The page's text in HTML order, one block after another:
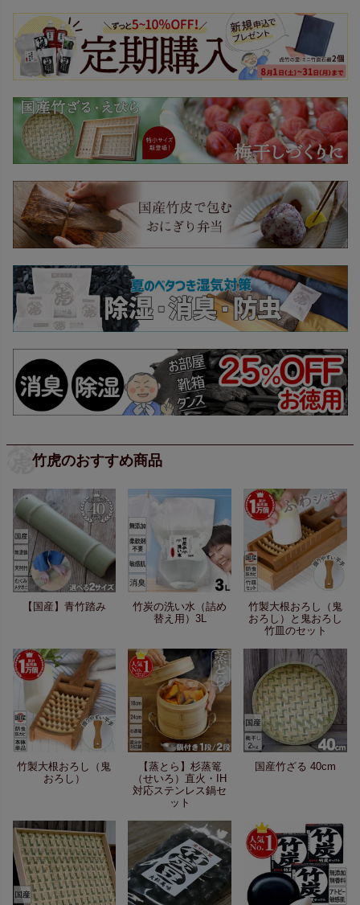
竹虎のおすすめ商品
【国産】青竹踏み
竹炭の洗い水（詰め
替え用）3L
竹製大根おろし（鬼
おろし）と鬼おろし
竹皿のセット
竹製大根おろし（鬼
おろし）
【蒸とら】杉蒸篭
（せいろ）直火・IH
対応ステンレス鍋セ
ット
国産竹ざる 40cm